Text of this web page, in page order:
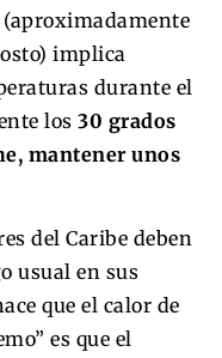
(aproximadamente
implica
durante el
los 30 grados
mantener unos
del Caribe deben
usual en sus
que el calor de
es que el